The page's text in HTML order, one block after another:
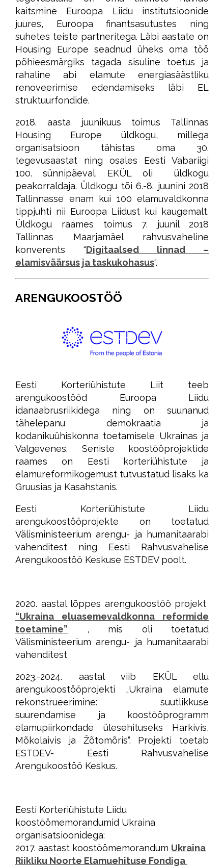
kaitsmine Euroopa Liidu institutsioonide
juures, Euroopa finantsasutustes ning
suhetes teiste partneritega. Läbi aastate on
Housing Europe seadnud üheks oma töö
põhieesmärgiks tagada sisuline toetus ja
rahaline abi elamute energiasäästliku
renoveerimise edendamiseks läbi EL
struktuurfondide.
2018. aasta juunikuus toimus Tallinnas
Housing Europe üldkogu, millega
organisatsioon tähistas oma 30.
tegevusaastat ning osales Eesti Vabariigi
100. sünnipäeval. EKÜL oli üldkogu
peakorraldaja. Üldkogu tõi 6.-8. juunini 2018
Tallinnasse enam kui 100 elamuvaldkonna
tippjuhti nii Euroopa Liidust kui kaugemalt.
Üldkogu raames toimus 7. juunil 2018
Tallinnas Maarjamäel rahvusvaheline
konverents “Digitaalsed linnad –
elamisväärsus ja taskukohasus“.
ARENGUKOOSTÖÖ
Eesti Korteriühistute Liit teeb
arengukoostööd Euroopa Liidu
idanaabrusriikidega ning on suunanud
tähelepanu demokraatia ja
kodanikuühiskonna toetamisele Ukrainas ja
Valgevenes. Seniste koostööprojektide
raames on Eesti korteriühistute ja
elamureformikogemust tutvustatud lisaks ka
Gruusias ja Kasahstanis.
Eesti Korteriühistute Liidu
arengukoostööprojekte on toetatud
Välisministeerium arengu- ja humanitaarabi
vahenditest ning Eesti Rahvusvahelise
Arengukoostöö Keskuse ESTDEV poolt.
2020. aastal lõppes arengukoostöö projekt
“Ukraina eluasemevaldkonna reformide
toetamine” , mis oli toetatud
Välisministeerium arengu- ja humanitaarabi
vahenditest
2023.-2024. aastal viib EKÜL ellu
arengukoostööprojekti „Ukraina elamute
rekonstrueerimine: suutlikkuse
suurendamise ja koostööprogramm
elamupiirkondade ülesehituseks Harkivis,
Mõkolaivis ja Žõtomõris“. Projekti toetab
ESTDEV- Eesti Rahvusvahelise
Arengukoostöö Keskus.
Eesti Korteriühistute Liidu
koostöömemorandumid Ukraina
organisatsioonidega:
2017. aastast koostöömemorandum Ukraina
Riikliku Noorte Elamuehituse Fondiga